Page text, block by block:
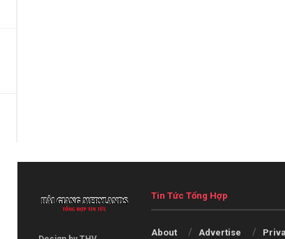
Tin Tức Tổng Hợp
About Advertise